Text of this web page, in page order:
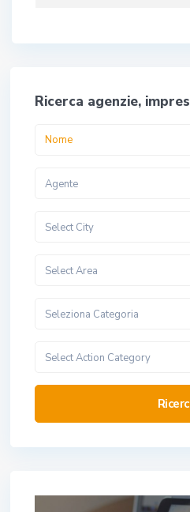
Ricerca agenzie,
Agente
Select City
Select Area
Seleziona Categoria
Select Action Category